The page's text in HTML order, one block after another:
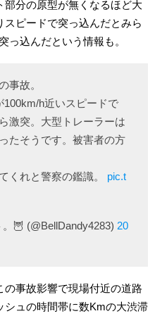
部分の原型が無くなるほど大
ピードで突っ込んだとみら
っ込んだという情報も。
事故。
h近いスピードで
激突。大型トレーラーは
たそうです。被害者の方
くれと警察の鑑識。 pic.t
🦉 (@BellDandy4283) 20
事故影響で現場付近の道路
シュの時間帯に数Kmの大渋滞